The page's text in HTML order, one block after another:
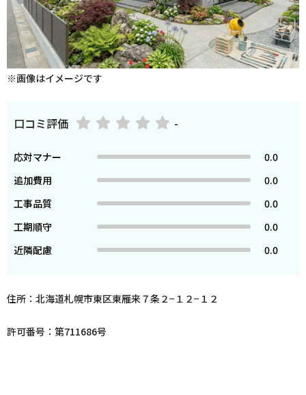
※画像はイメージです
口コミ評価 -
応対マナー
0.0
追加費用
0.0
工事品質
0.0
工期順守
0.0
近隣配慮
0.0
住所：北海道札幌市東区東雁来７条２−１２−１２
許可番号：第711686号